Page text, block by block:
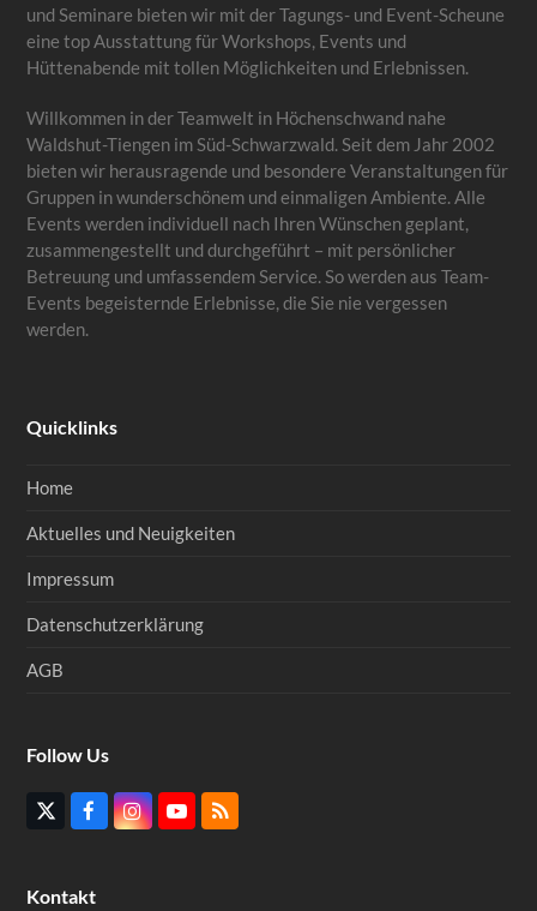
und Seminare bieten wir mit der Tagungs- und Event-Scheune
eine top Ausstattung für Workshops, Events und
Hüttenabende mit tollen Möglichkeiten und Erlebnissen.
Willkommen in der Teamwelt in Höchenschwand nahe
Waldshut-Tiengen im Süd-Schwarzwald. Seit dem Jahr 2002
bieten wir herausragende und besondere Veranstaltungen für
Gruppen in wunderschönem und einmaligen Ambiente. Alle
Events werden individuell nach Ihren Wünschen geplant,
zusammengestellt und durchgeführt – mit persönlicher
Betreuung und umfassendem Service. So werden aus Team-
Events begeisternde Erlebnisse, die Sie nie vergessen
werden.
Quicklinks
Home
Aktuelles und Neuigkeiten
Impressum
Datenschutzerklärung
AGB
Follow Us
TwitterFacebookInstagram
YouTube
RSS
Kontakt